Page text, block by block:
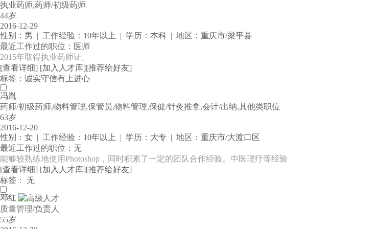
执业药师,药师/初级药师
44岁
2016-12-29
性别： 男 | 工作经验： 10年以上 | 学历： 本科 | 地区： 重庆市/梁平县
最近工作过的职位：医师
2015年取得执业药师证。
[查看详细] [加入人才库][推荐给好友]
标签： 诚实守信有上进心
冯胤
药师/初级药师,物料管理,保管员,物料管理,保健/针灸推拿,会计/出纳,其他类职位
63岁
2016-12-20
性别： 女 | 工作经验： 10年以上 | 学历： 大专 | 地区： 重庆市/大渡口区
最近工作过的职位：无
能够较熟练地使用Photoshop，同时积累了一定的团队合作经验。中医理疗等经验
[查看详细] [加入人才库][推荐给好友]
标签： 无
邓红
质量管理/负责人
55岁